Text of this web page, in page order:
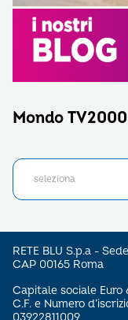
Mondo TV2000
RETE BLU S.p.a -
CAP 00165 Roma
Capitale sociale Euro
C.F. e Numero
03922811009